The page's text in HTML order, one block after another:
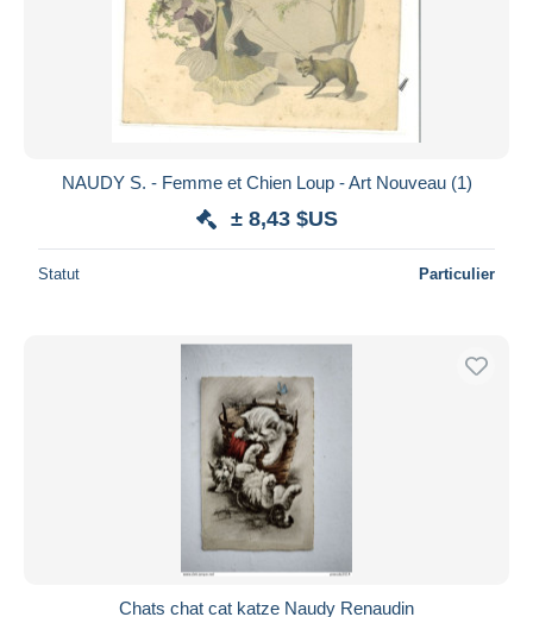
NAUDY S. - Femme et Chien Loup - Art Nouveau (1)
± 8,43 $US
Statut Particulier
Chats chat cat katze Naudy Renaudin